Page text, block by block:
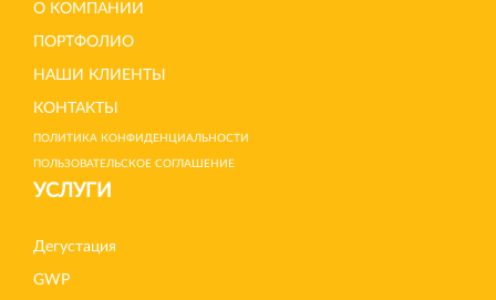
О КОМПАНИИ
ПОРТФОЛИО
НАШИ КЛИЕНТЫ
КОНТАКТЫ
ПОЛИТИКА КОНФИДЕНЦИАЛЬНОСТИ
ПОЛЬЗОВАТЕЛЬСКОЕ СОГЛАШЕНИЕ
УСЛУГИ
Дегустация
GWP